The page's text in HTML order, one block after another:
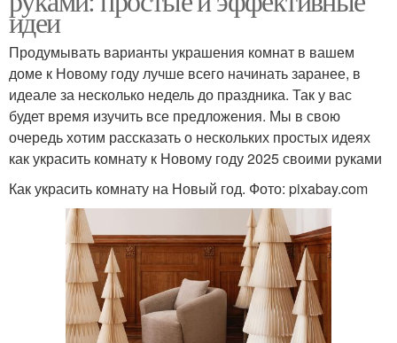
идеи
Продумывать варианты украшения комнат в вашем
доме к Новому году лучше всего начинать заранее, в
идеале за несколько недель до праздника. Так у вас
будет время изучить все предложения. Мы в свою
очередь хотим рассказать о нескольких простых идеях
как украсить комнату к Новому году 2025 своими руками
Как украсить комнату на Новый год. Фото: pixabay.com